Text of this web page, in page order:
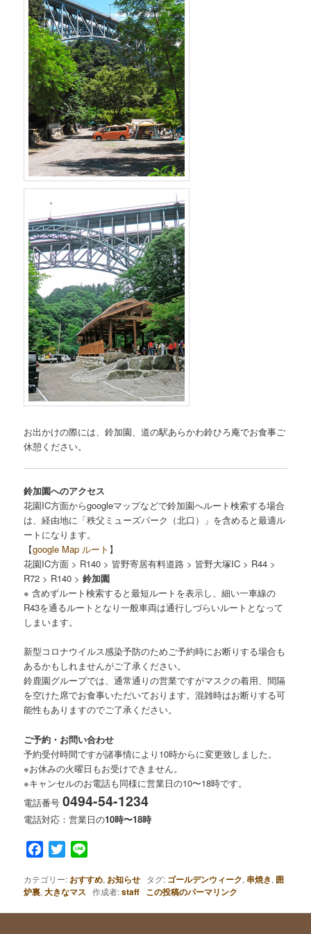
お出かけの際には、鈴加園、道の駅あらかわ鈴ひろ庵でお食事ご
休憩ください。
鈴加園へのアクセス
花園IC方面からgoogleマップなどで鈴加園へルート検索する場合
は、経由地に「秩父ミューズパーク（北口）」を含めると最適ル
ートになります。
【google Map ルート 】
花園IC方面 > R140 > 皆野寄居有料道路 > 皆野大塚IC > R44 >
R72 > R140 >鈴加園
※ 含めずルート検索すると最短ルートを表示し、細い一車線の
R43を通るルートとなり一般車両は通行しづらいルートとなって
しまいます。
新型コロナウイルス感染予防のためご予約時にお断りする場合も
あるかもしれませんがご了承ください。
鈴鹿園グループでは、通常通りの営業ですがマスクの着用、間隔
を空けた席でお食事いただいております。混雑時はお断りする可
能性もありますのでご了承ください。
ご予約・お問い合わせ
予約受付時間ですが諸事情により10時からに変更致しました。
※お休みの火曜日もお受けできません。
※キャンセルのお電話も同様に営業日の10〜18時です。
電話番号0494-54-1234
電話対応：営業日の10時〜18時
Facebook
Twitter
カテゴリー: おすすめ, お知らせ タグ: ゴールデンウィーク, 串焼き, 囲
炉裏,大きなマス 作成者:staff この投稿のパーマリンク